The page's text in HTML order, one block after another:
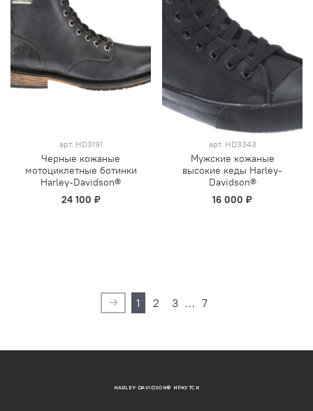
арт. HD3191
Черные кожаные
мотоциклетные ботинки
Harley-Davidson®
24 100 ₽
арт. HD3343
Мужские кожаные
высокие кеды Harley-
Davidson®
16 000 ₽
1 2 3 … 7
HARLEY-DAVIDSON® ИРКУТСК